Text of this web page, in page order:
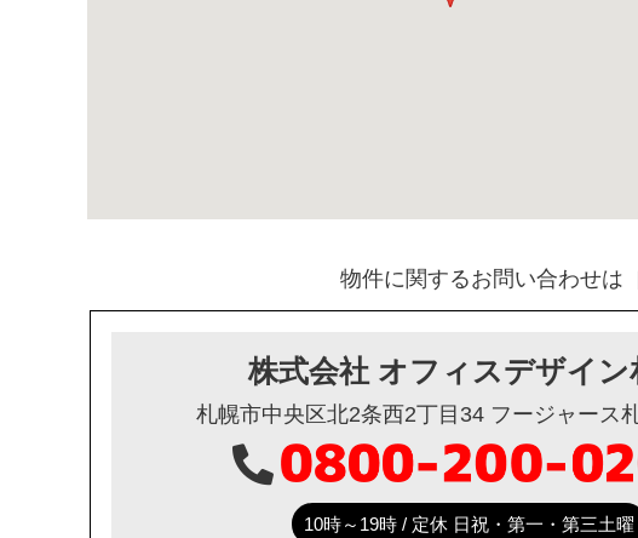
物件に関するお問い合わせは
株式会社 オフィスデザイン
札幌市中央区北2条西2丁目34 フージャース
10時～19時 / 定休 日祝・第一・第三土曜